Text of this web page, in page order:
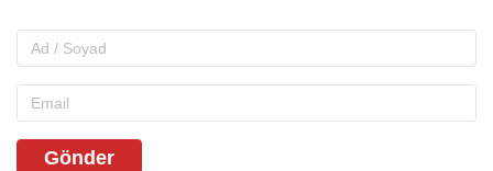
Gönder